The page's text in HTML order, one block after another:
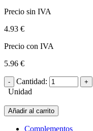
Precio sin IVA
4.93 €
Precio con IVA
5.96 €
Cantidad:
Unidad
Añadir al carrito
Complementos